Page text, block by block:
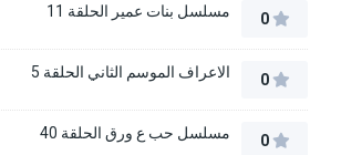
0 مسلسل بنات عمير الحلقة 11
0 الاعراف الموسم الثاني الحلقة 5
0 مسلسل حب ع ورق الحلقة 40